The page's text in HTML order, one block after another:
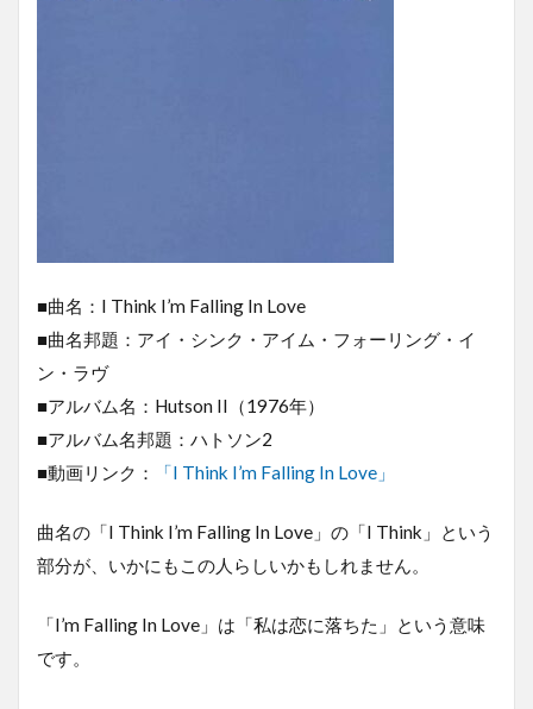
■曲名：I Think I’m Falling In Love
■曲名邦題：アイ・シンク・アイム・フォーリング・イ
ン・ラヴ
■アルバム名：Hutson II（1976年）
■アルバム名邦題：ハトソン2
■動画リンク：
「I Think I’m Falling In Love」
曲名の「I Think I’m Falling In Love」の「I Think」という
部分が、いかにもこの人らしいかもしれません。
「I’m Falling In Love」は「私は恋に落ちた」という意味
です。